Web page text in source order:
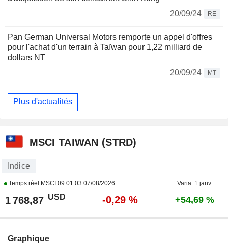
20/09/24
RE
Pan German Universal Motors remporte un appel d'offres
pour l'achat d'un terrain à Taïwan pour 1,22 milliard de
dollars NT
20/09/24
MT
Plus d'actualités
MSCI TAIWAN (STRD)
Indice
Temps réel MSCI 09:01:03 07/08/2026 Varia. 1 janv.
1 768,87 USD -0,29 % +54,69 %
Graphique